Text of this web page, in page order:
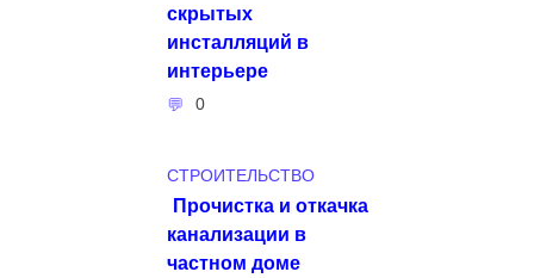
скрытых
инсталляций в
интерьере
0
СТРОИТЕЛЬСТВО
Прочистка и откачка
канализации в
частном доме